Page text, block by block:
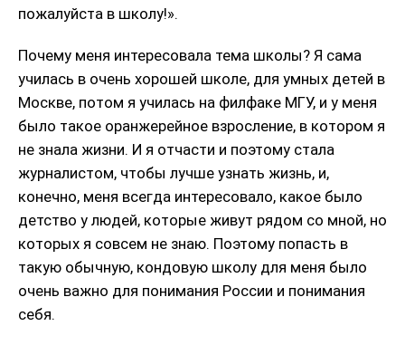
пожалуйста в школу!».
Почему меня интересовала тема школы? Я сама
училась в очень хорошей школе, для умных детей в
Москве, потом я училась на филфаке МГУ, и у меня
было такое оранжерейное взросление, в котором я
не знала жизни. И я отчасти и поэтому стала
журналистом, чтобы лучше узнать жизнь, и,
конечно, меня всегда интересовало, какое было
детство у людей, которые живут рядом со мной, но
которых я совсем не знаю. Поэтому попасть в
такую обычную, кондовую школу для меня было
очень важно для понимания России и понимания
себя.